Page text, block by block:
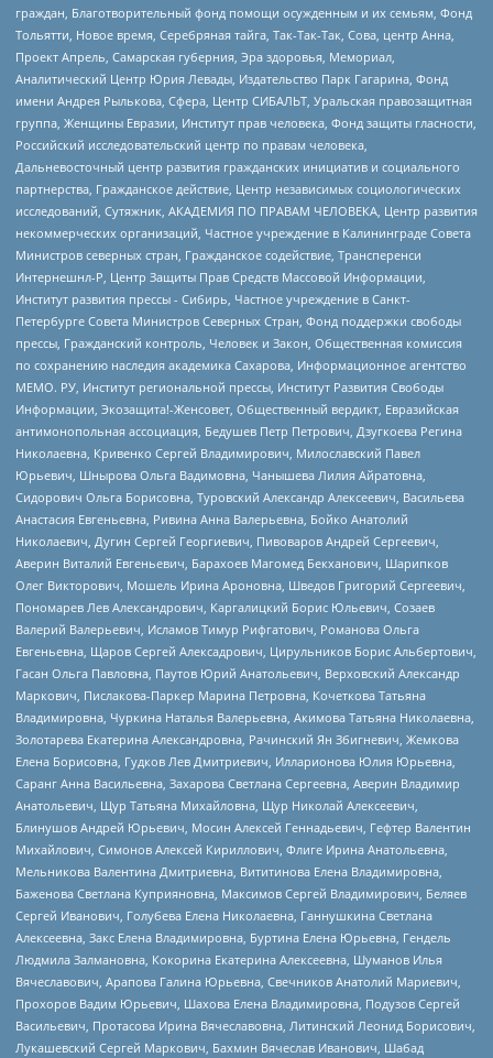
граждан, Благотворительный фонд помощи осужденным и их семьям, Фонд
Тольятти, Новое время, Серебряная тайга, Так-Так-Так, Сова, центр Анна,
Проект Апрель, Самарская губерния, Эра здоровья, Мемориал,
Аналитический Центр Юрия Левады, Издательство Парк Гагарина, Фонд
имени Андрея Рылькова, Сфера, Центр СИБАЛЬТ, Уральская правозащитная
группа, Женщины Евразии, Институт прав человека, Фонд защиты гласности,
Российский исследовательский центр по правам человека,
Дальневосточный центр развития гражданских инициатив и социального
партнерства, Гражданское действие, Центр независимых социологических
исследований, Сутяжник, АКАДЕМИЯ ПО ПРАВАМ ЧЕЛОВЕКА, Центр развития
некоммерческих организаций, Частное учреждение в Калининграде Совета
Министров северных стран, Гражданское содействие, Трансперенси
Интернешнл-Р, Центр Защиты Прав Средств Массовой Информации,
Институт развития прессы - Сибирь, Частное учреждение в Санкт-
Петербурге Совета Министров Северных Стран, Фонд поддержки свободы
прессы, Гражданский контроль, Человек и Закон, Общественная комиссия
по сохранению наследия академика Сахарова, Информационное агентство
МЕМО. РУ, Институт региональной прессы, Институт Развития Свободы
Информации, Экозащита!-Женсовет, Общественный вердикт, Евразийская
антимонопольная ассоциация, Бедушев Петр Петрович, Дзугкоева Регина
Николаевна, Кривенко Сергей Владимирович, Милославский Павел
Юрьевич, Шнырова Ольга Вадимовна, Чанышева Лилия Айратовна,
Сидорович Ольга Борисовна, Туровский Александр Алексеевич, Васильева
Анастасия Евгеньевна, Ривина Анна Валерьевна, Бойко Анатолий
Николаевич, Дугин Сергей Георгиевич, Пивоваров Андрей Сергеевич,
Аверин Виталий Евгеньевич, Барахоев Магомед Бекханович, Шарипков
Олег Викторович, Мошель Ирина Ароновна, Шведов Григорий Сергеевич,
Пономарев Лев Александрович, Каргалицкий Борис Юльевич, Созаев
Валерий Валерьевич, Исламов Тимур Рифгатович, Романова Ольга
Евгеньевна, Щаров Сергей Алексадрович, Цирульников Борис Альбертович,
Гасан Ольга Павловна, Паутов Юрий Анатольевич, Верховский Александр
Маркович, Пислакова-Паркер Марина Петровна, Кочеткова Татьяна
Владимировна, Чуркина Наталья Валерьевна, Акимова Татьяна Николаевна,
Золотарева Екатерина Александровна, Рачинский Ян Збигневич, Жемкова
Елена Борисовна, Гудков Лев Дмитриевич, Илларионова Юлия Юрьевна,
Саранг Анна Васильевна, Захарова Светлана Сергеевна, Аверин Владимир
Анатольевич, Щур Татьяна Михайловна, Щур Николай Алексеевич,
Блинушов Андрей Юрьевич, Мосин Алексей Геннадьевич, Гефтер Валентин
Михайлович, Симонов Алексей Кириллович, Флиге Ирина Анатольевна,
Мельникова Валентина Дмитриевна, Вититинова Елена Владимировна,
Баженова Светлана Куприяновна, Максимов Сергей Владимирович, Беляев
Сергей Иванович, Голубева Елена Николаевна, Ганнушкина Светлана
Алексеевна, Закс Елена Владимировна, Буртина Елена Юрьевна, Гендель
Людмила Залмановна, Кокорина Екатерина Алексеевна, Шуманов Илья
Вячеславович, Арапова Галина Юрьевна, Свечников Анатолий Мариевич,
Прохоров Вадим Юрьевич, Шахова Елена Владимировна, Подузов Сергей
Васильевич, Протасова Ирина Вячеславовна, Литинский Леонид Борисович,
Лукашевский Сергей Маркович, Бахмин Вячеслав Иванович, Шабад